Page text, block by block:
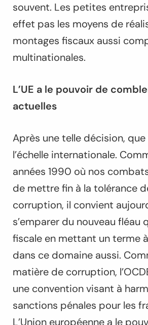
souvent. Les petites
effet pas les moyens de
montages fiscaux aussi
multinationales.
L’UE a le pouvoir de
actuelles
Après une telle décision, que
l’échelle internationale.
années 1990 où nos
de mettre fin à la tolérance
corruption, il convient
s’emparer du nouveau fléau
fiscale en mettant un terme
dans ce domaine aussi.
matière de corruption,
une convention visant à
sanctions pénales pour les
L’Union européenne a le